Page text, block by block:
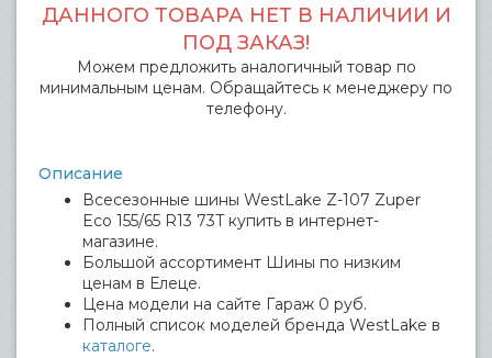
ДАННОГО ТОВАРА НЕТ В НАЛИЧИИ И
ПОД ЗАКАЗ!
Можем предложить аналогичный товар по
минимальным ценам. Обращайтесь к менеджеру по
телефону.
Описание
Всесезонные шины WestLake Z-107 Zuper
Eco 155/65 R13 73T купить в интернет-
магазине.
Большой ассортимент Шины по низким
ценам в Елеце.
Цена модели на сайте Гараж 0 руб.
Полный список моделей бренда WestLake в
каталоге.